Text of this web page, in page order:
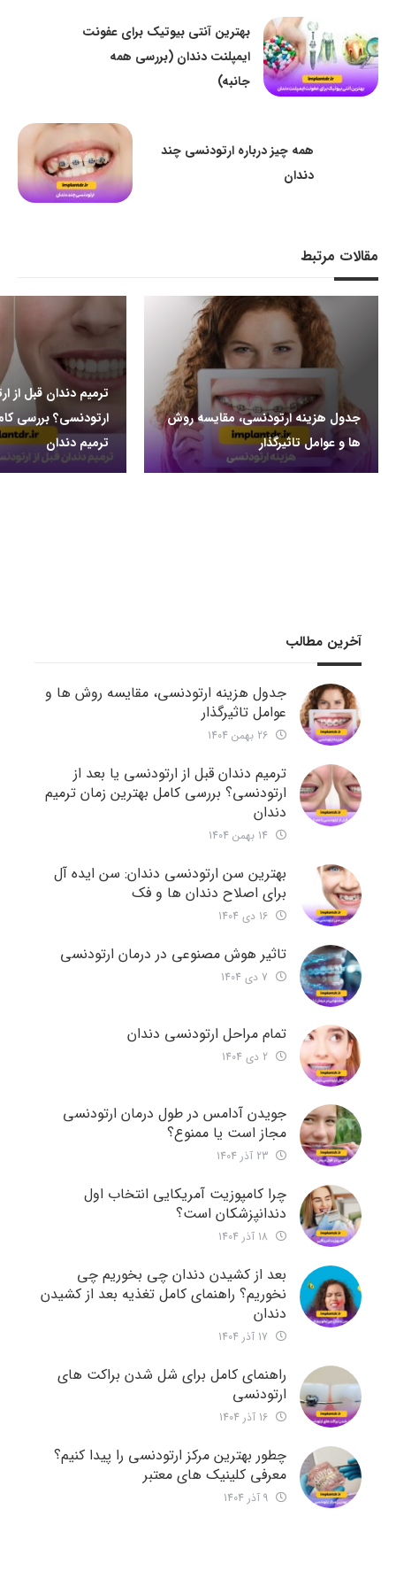
بهترین آنتی بیوتیک برای عفونت
ایمپلنت دندان (بررسی همه
جانبه)
همه چیز درباره ارتودنسی چند
دندان
مقالات مرتبط
جدول هزینه ارتودنسی، مقایسه روش
ها و عوامل تاثیرگذار
ترمیم دندان قبل از
ارتودنسی؟ بررسی
ترمیم دندان
آخرین مطالب
جدول هزینه ارتودنسی، مقایسه روش ها و
عوامل تاثیرگذار
ترمیم دندان قبل از ارتودنسی یا بعد از
ارتودنسی؟ بررسی کامل بهترین زمان ترمیم
دندان
بهترین سن ارتودنسی دندان: سن ایده آل
برای اصلاح دندان ها و فک
تاثیر هوش مصنوعی در درمان ارتودنسی
تمام مراحل ارتودنسی دندان
جویدن آدامس در طول درمان ارتودنسی
مجاز است یا ممنوع؟
چرا کامپوزیت آمریکایی انتخاب اول
دندانپزشکان است؟
بعد از کشیدن دندان چی بخوریم چی
نخوریم؟ راهنمای کامل تغذیه بعد از کشیدن
دندان
راهنمای کامل برای شل شدن براکت های
ارتودنسی
چطور بهترین مرکز ارتودنسی را پیدا کنیم؟
معرفی کلینیک های معتبر